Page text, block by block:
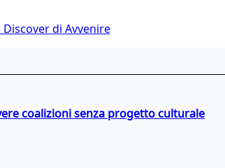
di Avvenire
coalizioni senza progetto culturale